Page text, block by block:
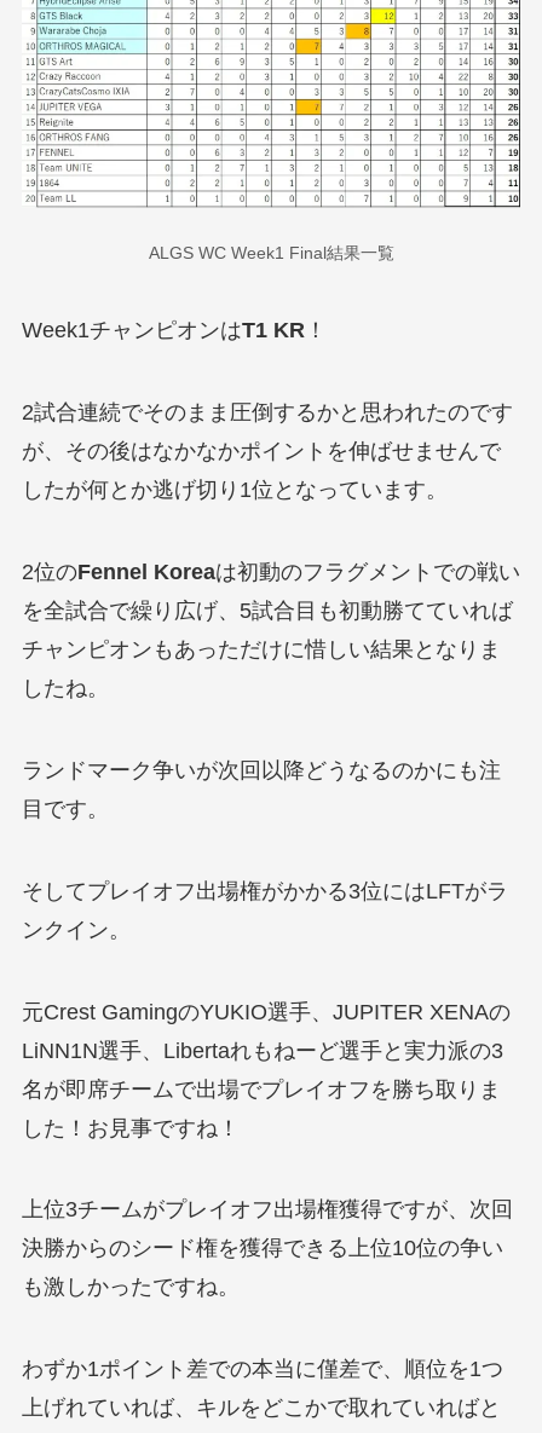
ALGS WC Week1 Final結果一覧
Week1チャンピオンはT1 KR！
2試合連続でそのまま圧倒するかと思われたのです
が、その後はなかなかポイントを伸ばせませんで
したが何とか逃げ切り1位となっています。
2位のFennel Koreaは初動のフラグメントでの戦い
を全試合で繰り広げ、5試合目も初動勝てていれば
チャンピオンもあっただけに惜しい結果となりま
したね。
ランドマーク争いが次回以降どうなるのかにも注
目です。
そしてプレイオフ出場権がかかる3位にはLFTがラ
ンクイン。
元Crest GamingのYUKIO選手、JUPITER XENAの
LiNN1N選手、Libertaれもねーど選手と実力派の3
名が即席チームで出場でプレイオフを勝ち取りま
した！お見事ですね！
上位3チームがプレイオフ出場権獲得ですが、次回
決勝からのシード権を獲得できる上位10位の争い
も激しかったですね。
わずか1ポイント差での本当に僅差で、順位を1つ
上げれていれば、キルをどこかで取れていればと